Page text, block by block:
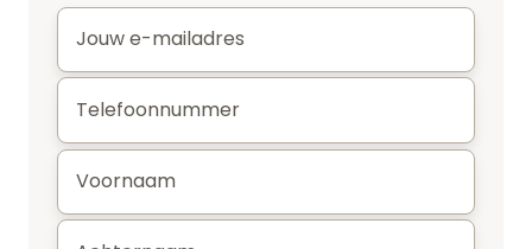
E-
mail*
Telefoonnummer
Voornaam
Achternaam